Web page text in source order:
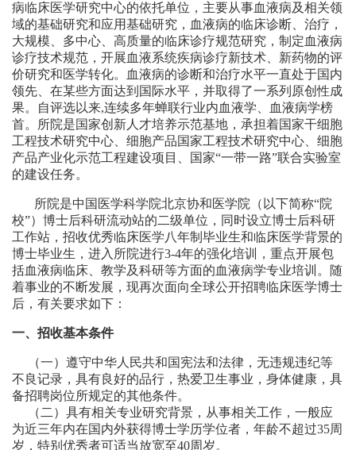
病临床医学研究中心的依托单位，主要从事血液病及相关领
域的基础研究和应用基础研究，血液病的临床诊断、治疗，
大规模、多中心、高质量的临床诊疗规范研究，制定血液病
诊疗技术规范，开展血液系统疾病诊疗新技术、新药物的评
价研究和医学转化。血液病的诊断和治疗水平一直处于国内
领先、在某些方面达到国际水平，并取得了一系列原创性成
果。自评选以来,连续多年蝉联行业内血液学、血液病学榜
首。所院是国家创新人才培养示范基地，承担着国家干细胞
工程技术研究中心、细胞产品国家工程技术研究中心、细胞
产品产业化示范工程建设项目、国家“一带一路”联合实验室
的建设任务。
所院是中国医学科学院北京协和医学院（以下简称“院
校”）博士后科研流动站的二级单位，同时设立博士后科研
工作站，招收优秀临床医学八年制毕业生和临床医学背景的
博士毕业生，进入所院进行3-4年的强化培训，重点开展包
括血液病临床、教学及科研等方面的血液病学专业培训。随
着事业的不断发展，现再次面向全球公开招聘临床医学博士
后，有关要求如下：
一、招收基本条件
（一）遵守中华人民共和国宪法和法律，无违规违纪等
不良记录，具有良好的品行，热爱卫生事业，身体健康，具
备招聘岗位所规定的其他条件。
（二）具有相关专业研究背景，从事相关工作，一般应
为近三年内在国内外获得博士学历学位者，年龄不超过35周
岁，特别优秀者可适当放宽至40周岁。